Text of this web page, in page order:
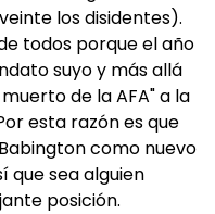
los disidentes).
todos porque el año
suyo y más allá
de la AFA" a la
esta razón es que
como nuevo
que sea alguien
posición.